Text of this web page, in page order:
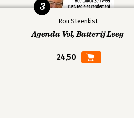
Ron Steenkist
Agenda Vol, Batterij Leeg
24,50
3